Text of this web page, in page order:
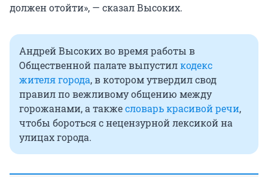
должен отойти», — сказал Высоких.
Андрей Высоких во время работы в
Общественной палате выпустилкодекс
жителя города, в котором утвердил свод
правил по вежливому общению между
горожанами, а такжесловарь красивой речи,
чтобы бороться с нецензурной лексикой на
улицах города.